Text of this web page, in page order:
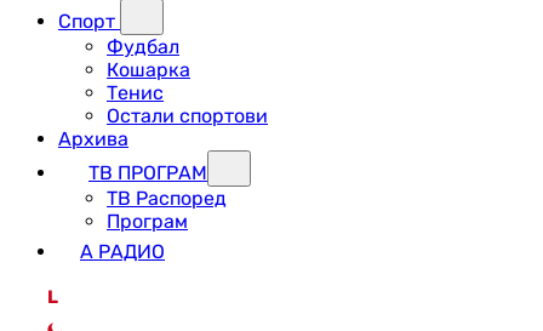
Спорт
Фудбал
Кошарка
Тенис
Остали спортови
Архива
ТВ ПРОГРАМ
ТВ Распоред
Програм
А РАДИО
L